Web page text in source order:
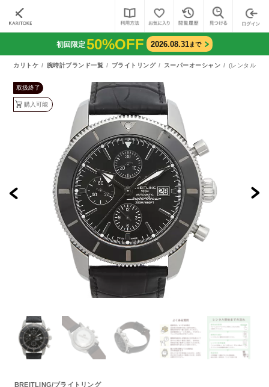
初回限定50%OFF 2026.08.31まで
カリトケ 腕時計ブランド一覧 ブライトリング スーパーオーシャン (レンタル)ス
取扱終了
購入可能
BREITLING/ブライトリング
よくあるご質問